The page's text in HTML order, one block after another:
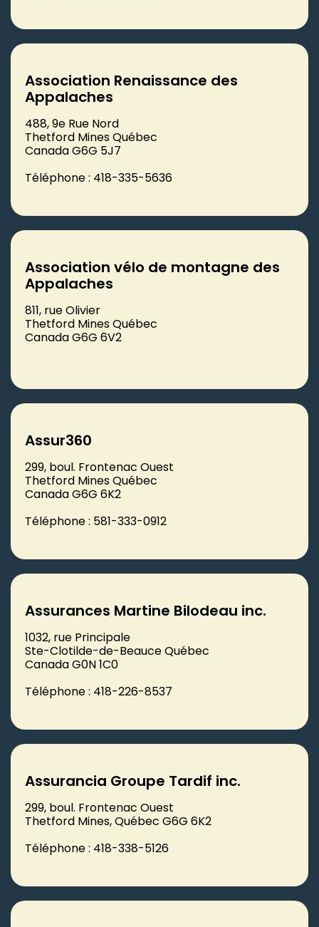
Association Renaissance des
Appalaches
488, 9e Rue Nord
Thetford Mines Québec
Canada G6G 5J7
Téléphone : 418-335-5636
Association vélo de montagne des
Appalaches
811, rue Olivier
Thetford Mines Québec
Canada G6G 6V2
Assur360
299, boul. Frontenac Ouest
Thetford Mines Québec
Canada G6G 6K2
Téléphone : 581-333-0912
Assurances Martine Bilodeau inc.
1032, rue Principale
Ste-Clotilde-de-Beauce Québec
Canada G0N 1C0
Téléphone : 418-226-8537
Assurancia Groupe Tardif inc.
299, boul. Frontenac Ouest
Thetford Mines, Québec G6G 6K2
Téléphone : 418-338-5126